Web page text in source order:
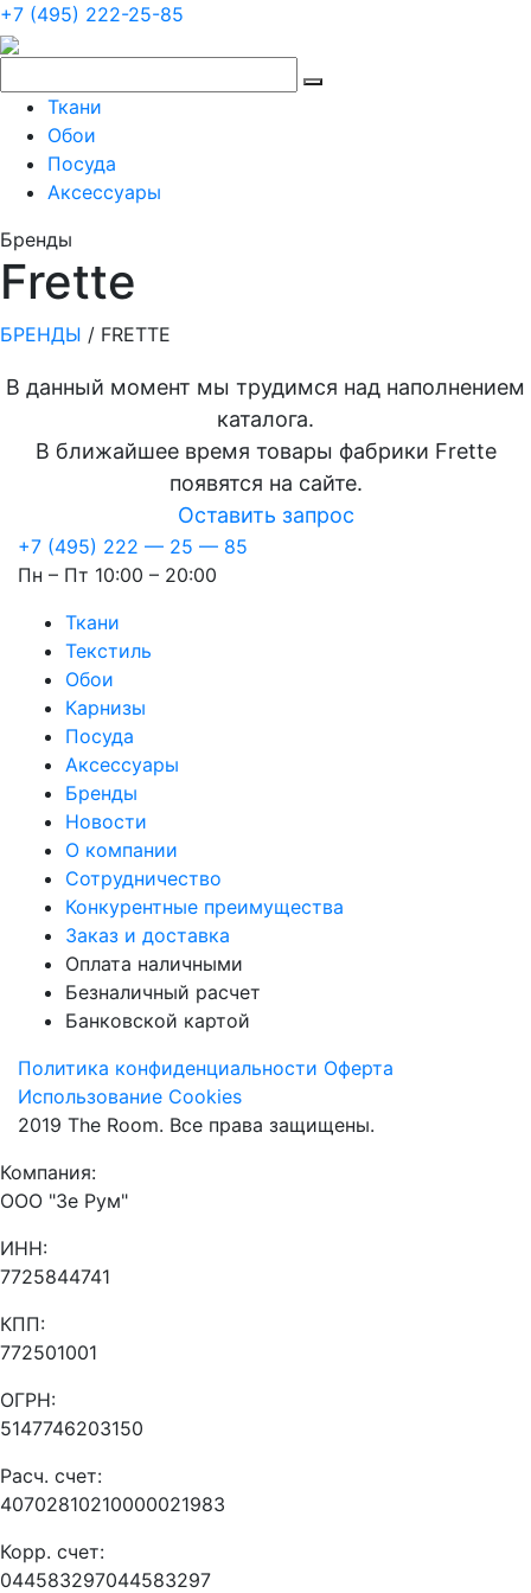
+7 (495) 222-25-85
Ткани
Обои
Посуда
Аксессуары
Бренды
Frette
БРЕНДЫ / FRETTE
В данный момент мы трудимся над наполнением
каталога.
В ближайшее время товары фабрики Frette
появятся на сайте.
Оставить запрос
+7 (495) 222 — 25 — 85
Пн – Пт 10:00 – 20:00
Ткани
Текстиль
Обои
Карнизы
Посуда
Аксессуары
Бренды
Новости
О компании
Сотрудничество
Конкурентные преимущества
Заказ и доставка
Оплата наличными
Безналичный расчет
Банковской картой
Политика конфиденциальности Оферта
Использование Cookies
2019 The Room. Все права защищены.
Компания:
ООО "Зе Рум"
ИНН:
7725844741
КПП:
772501001
ОГРН:
5147746203150
Расч. счет:
40702810210000021983
Корр. счет:
044583297044583297